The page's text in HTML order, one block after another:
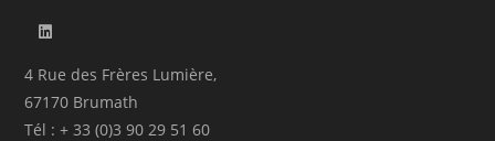
4 Rue des Frères Lumière,
67170 Brumath
Tél : + 33 (0)3 90 29 51 60